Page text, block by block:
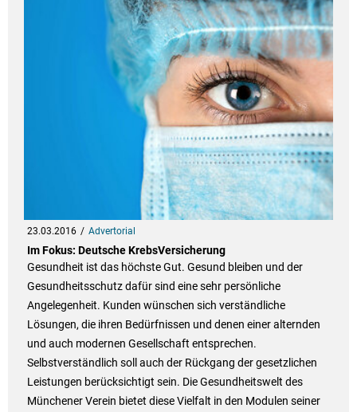
23.03.2016 Advertorial
Im Fokus: Deutsche KrebsVersicherung
Gesundheit ist das höchste Gut. Gesund bleiben und der
Gesundheitsschutz dafür sind eine sehr persönliche
Angelegenheit. Kunden wünschen sich verständliche
Lösungen, die ihren Bedürfnissen und denen einer alternden
und auch modernen Gesellschaft entsprechen.
Selbstverständlich soll auch der Rückgang der gesetzlichen
Leistungen berücksichtigt sein. Die Gesundheitswelt des
Münchener Verein bietet diese Vielfalt in den Modulen seiner